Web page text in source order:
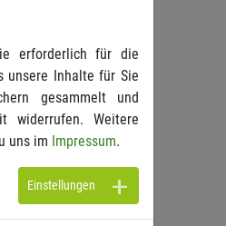
erforderlich für die
unsere Inhalte für Sie
gesammelt und
widerrufen. Weitere
uns im Impressum.
Einstellungen